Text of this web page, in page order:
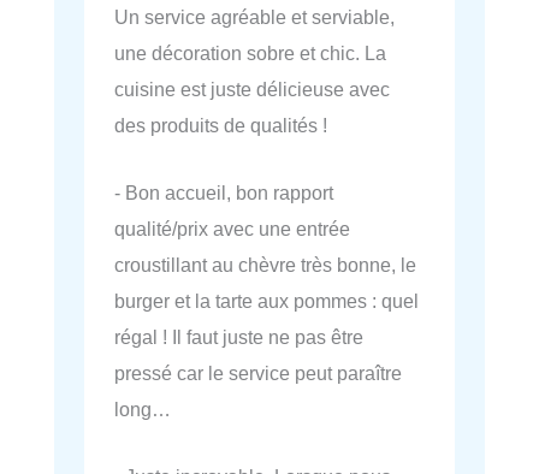
Un service agréable et serviable,
une décoration sobre et chic. La
cuisine est juste délicieuse avec
des produits de qualités !
- Bon accueil, bon rapport
qualité/prix avec une entrée
croustillant au chèvre très bonne, le
burger et la tarte aux pommes : quel
régal ! Il faut juste ne pas être
pressé car le service peut paraître
long…